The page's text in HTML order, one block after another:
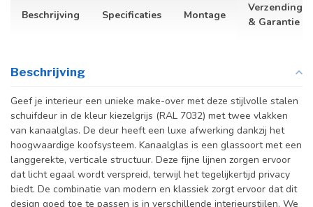
Beschrijving Specificaties Montage
Verzending
& Garantie
Beschrijving
Geef je interieur een unieke make-over met deze stijlvolle stalen
schuifdeur in de kleur kiezelgrijs (RAL 7032) met twee vlakken
van kanaalglas. De deur heeft een luxe afwerking dankzij het
hoogwaardige koofsysteem. Kanaalglas is een glassoort met een
langgerekte, verticale structuur. Deze fijne lijnen zorgen ervoor
dat licht egaal wordt verspreid, terwijl het tegelijkertijd privacy
biedt. De combinatie van modern en klassiek zorgt ervoor dat dit
design goed toe te passen is in verschillende interieurstijlen. We